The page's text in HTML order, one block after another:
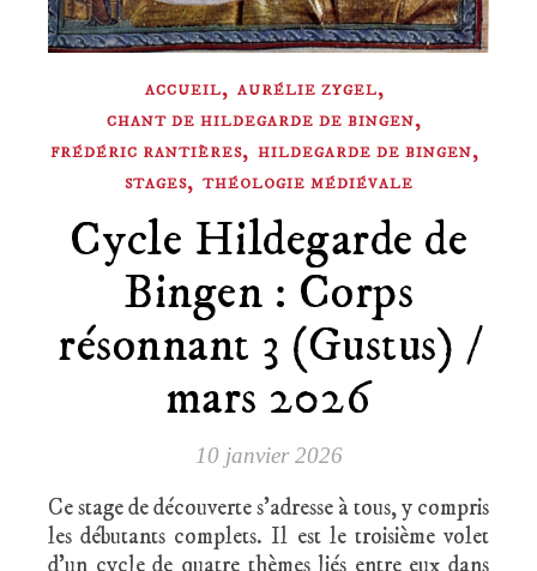
ACCUEIL, AURÉLIE ZYGEL,
CHANT DE HILDEGARDE DE BINGEN,
FRÉDÉRIC RANTIÈRES, HILDEGARDE DE BINGEN,
STAGES, THÉOLOGIE MÉDIÉVALE
Cycle Hildegarde de
Bingen : Corps
résonnant 3 (Gustus) /
mars 2026
10 janvier 2026
Ce stage de découverte s’adresse à tous, y compris
les débutants complets. Il est le troisième volet